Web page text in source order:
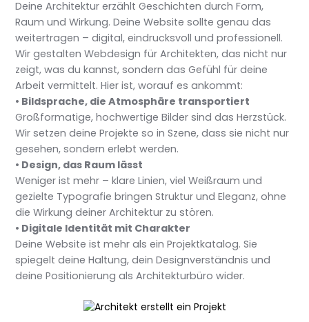
Deine Architektur erzählt Geschichten durch Form,
Raum und Wirkung. Deine Website sollte genau das
weitertragen – digital, eindrucksvoll und professionell.
Wir gestalten Webdesign für Architekten, das nicht nur
zeigt, was du kannst, sondern das Gefühl für deine
Arbeit vermittelt. Hier ist, worauf es ankommt:
• Bildsprache, die Atmosphäre transportiert
Großformatige, hochwertige Bilder sind das Herzstück.
Wir setzen deine Projekte so in Szene, dass sie nicht nur
gesehen, sondern erlebt werden.
• Design, das Raum lässt
Weniger ist mehr – klare Linien, viel Weißraum und
gezielte Typografie bringen Struktur und Eleganz, ohne
die Wirkung deiner Architektur zu stören.
• Digitale Identität mit Charakter
Deine Website ist mehr als ein Projektkatalog. Sie
spiegelt deine Haltung, dein Designverständnis und
deine Positionierung als Architekturbüro wider.